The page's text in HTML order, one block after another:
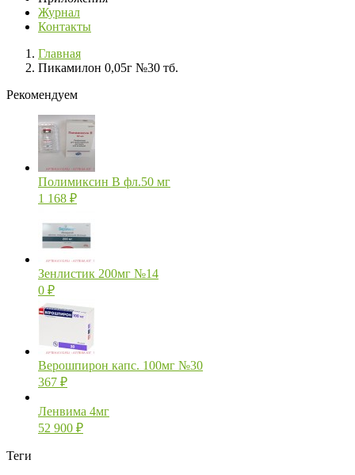
Журнал
Контакты
Главная
Пикамилон 0,05г №30 тб.
Рекомендуем
Полимиксин В фл.50 мг
1 168 ₽
Зенлистик 200мг №14
0 ₽
Верошпирон капс. 100мг №30
367 ₽
Ленвима 4мг
52 900 ₽
Теги